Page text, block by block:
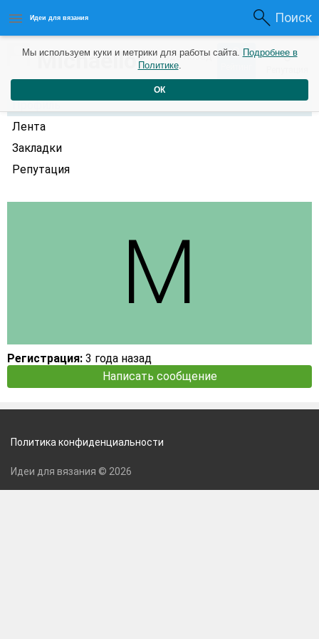
Идеи для вязания Поиск
Michaellof3 года назад 0 0
Профиль
Лента
Закладки
Репутация
Регистрация: 3 года назад
Написать сообщение
Мы используем куки и метрики для работы сайта. Подробнее в
Политике.
ОК
Политика конфиденциальности
Идеи для вязания © 2026